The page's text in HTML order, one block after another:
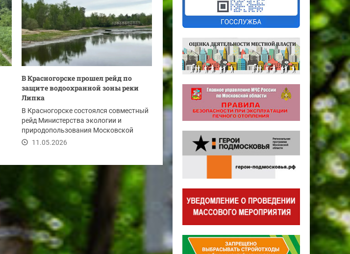
В Красногорске прошел рейд по
защите водоохранной зоны реки
Липка
В Красногорске состоялся совместный
рейд Министерства экологии и
природопользования Московской
области и Ильинского...
11.05.2026